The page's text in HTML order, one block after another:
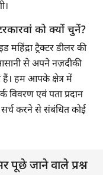
को क्यों चुनें?
महिंद्रा ट्रैक्टर डीलर की
से अपने नज़दीकी
हैं। हम आपके क्षेत्र में
विवरण एवं पता प्रदान
करने से संबंधित कोई
पूछे जाने वाले प्रश्न